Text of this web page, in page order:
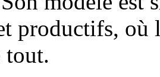
productifs, où
tout.